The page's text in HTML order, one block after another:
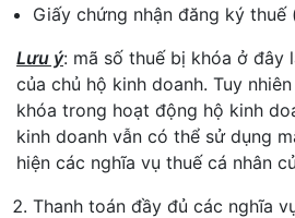
Giấy chứng nhận đăng ký thuế
Lưu ý: mã số thuế bị khóa ở đây
của chủ hộ kinh doanh. Tuy
khóa trong hoạt động hộ kinh
kinh doanh vẫn có thể sử dụng
hiện các nghĩa vụ thuế cá nhân
Thanh toán đầy đủ các nghĩa